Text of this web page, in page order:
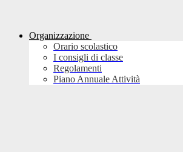
Organizzazione
Orario scolastico
I consigli di classe
Regolamenti
Piano Annuale Attività